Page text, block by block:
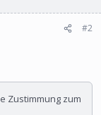
#2
Zustimmung zum